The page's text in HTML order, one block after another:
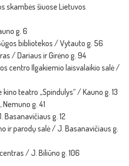
skambės šiuose Lietuvos
g. 6
bibliotekos / Vytauto g. 56
/ Dariaus ir Girėno g. 94
centro Ilgakiemio laisvalaikio salė /
teatro „Spindulys“ / Kauno g. 13
Nemuno g. 41
g. 12
ir parodų salė / J. Basanavičiaus g.
/ J. Biliūno g. 106